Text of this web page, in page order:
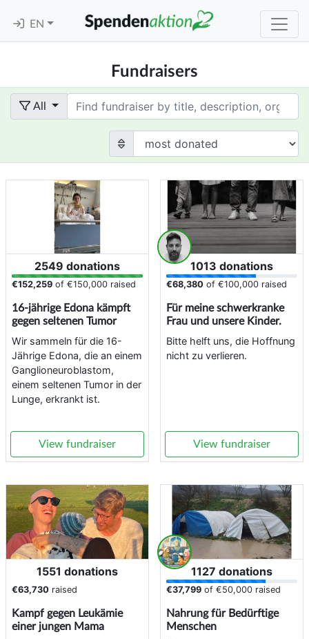
EN
Fundraisers
All Term
2549 donations
€152,259 of €150,000 raised
16-jährige Edona kämpft
gegen seltenen Tumor
Wir sammeln für die 16-
Jährige Edona, die an einem
Ganglioneuroblastom,
einem seltenen Tumor in der
Lunge, erkrankt ist.
View fundraiser
1013 donations
€68,380 of €100,000 raised
Für meine schwerkranke
Frau und unsere Kinder.
Bitte helft uns, die Hoffnung
nicht zu verlieren.
View fundraiser
1551 donations
€63,730 raised
Kampf gegen Leukämie
einer jungen Mama
1127 donations
€37,799 of €50,000 raised
Nahrung für Bedürftige
Menschen